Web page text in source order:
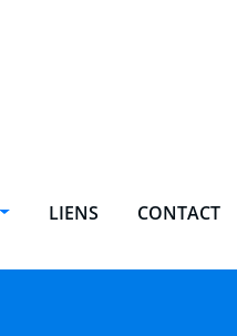
LIENS CONTACT